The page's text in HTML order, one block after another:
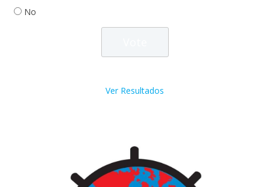
No
Ver Resultados